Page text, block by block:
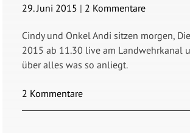
29. Juni 2015 | 2 Kommentare
Cindy und Onkel Andi sitzen morgen,
2015 ab 11.30 live am Landwehrkanal
über alles was so anliegt.
2 Kommentare